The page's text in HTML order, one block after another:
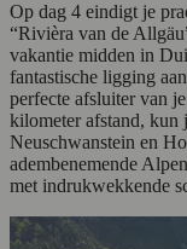
Op dag 4 eindigt je
“Rivièra van de
vakantie midden in
fantastische ligging
perfecte afsluiter van
kilometer afstand, kun
Neuschwanstein en
adembenemende
met indrukwekkende